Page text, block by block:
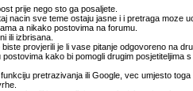
prije nego sto ga posaljete.
nacin sve teme ostaju jasne i i pretraga moze
a nikako postovima na forumu.
ili izbrisana.
provjerili je li vase pitanje odgovoreno na
kako bi pomogli drugim posjetiteljima
pretrazivanja ili Google, vec umjesto